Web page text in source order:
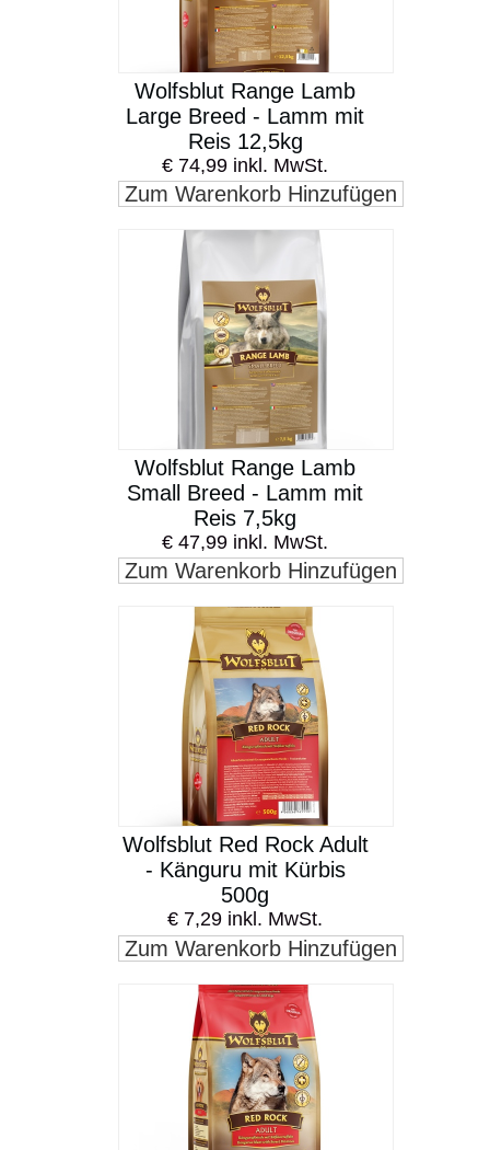
Wolfsblut Range Lamb
Large Breed - Lamm mit
Reis 12,5kg
€ 74,99 inkl. MwSt.
Zum Warenkorb Hinzufügen
Wolfsblut Range Lamb
Small Breed - Lamm mit
Reis 7,5kg
€ 47,99 inkl. MwSt.
Zum Warenkorb Hinzufügen
Wolfsblut Red Rock Adult
- Känguru mit Kürbis
500g
€ 7,29 inkl. MwSt.
Zum Warenkorb Hinzufügen